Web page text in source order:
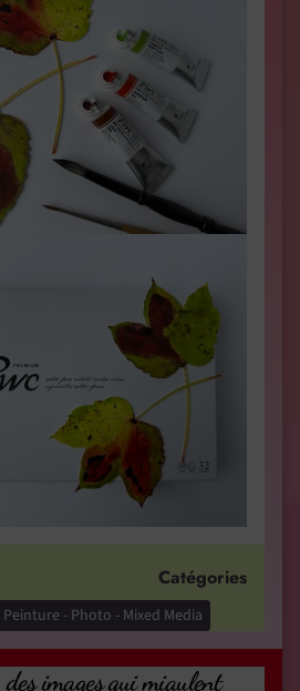
Catégories
- Photo - Mixed Media
images qui miaulent